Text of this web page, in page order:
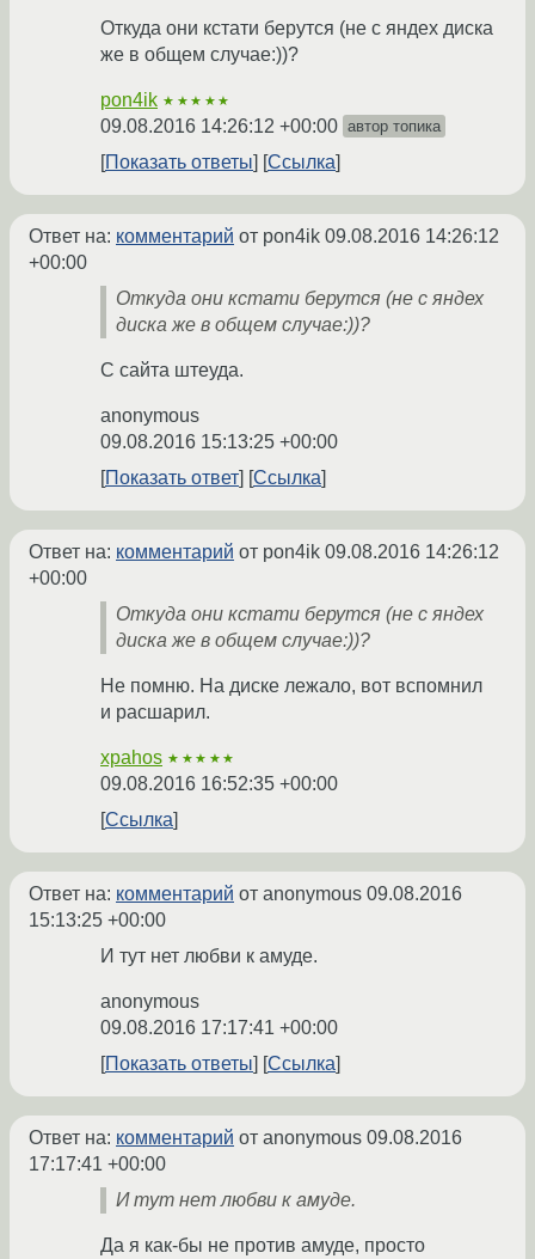
Откуда они кстати берутся (не с яндех диска
же в общем случае:))?
pon4ik ★★★★★
09.08.2016 14:26:12 +00:00 автор топика
Показать ответы Ссылка
Ответ на: комментарий от pon4ik 09.08.2016 14:26:12
+00:00
Откуда они кстати берутся (не с яндех
диска же в общем случае:))?
С сайта штеуда.
anonymous
09.08.2016 15:13:25 +00:00
Показать ответ
Ссылка
Ответ на: комментарий от pon4ik 09.08.2016 14:26:12
+00:00
Откуда они кстати берутся (не с яндех
диска же в общем случае:))?
Не помню. На диске лежало, вот вспомнил
и расшарил.
xpahos ★★★★★
09.08.2016 16:52:35 +00:00
Ссылка
Ответ на: комментарий от anonymous 09.08.2016
15:13:25 +00:00
И тут нет любви к амуде.
anonymous
09.08.2016 17:17:41 +00:00
Показать ответы
Ссылка
Ответ на: комментарий от anonymous 09.08.2016
17:17:41 +00:00
И тут нет любви к амуде.
Да я как-бы не против амуде, просто